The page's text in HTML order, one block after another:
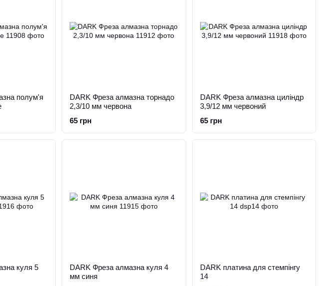
полум'я
DARK Фреза алмазна торнадо
2,3/10 мм червона
65 грн
DARK Фреза алмазна циліндр
3,9/12 мм червоний
65 грн
куля 5
DARK Фреза алмазна куля 4
мм синя
DARK платина для стемпінгу
14